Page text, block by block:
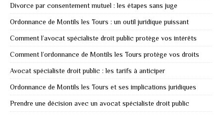
Divorce par consentement mutuel : les étapes sans juge
Ordonnance de Montils les Tours : un outil juridique puissant
Comment l’avocat spécialiste droit public protège vos intérêts
Comment l’ordonnance de Montils les Tours protège vos droits
Avocat spécialiste droit public : les tarifs à anticiper
Ordonnance de Montils les Tours et ses implications juridiques
Prendre une décision avec un avocat spécialiste droit public